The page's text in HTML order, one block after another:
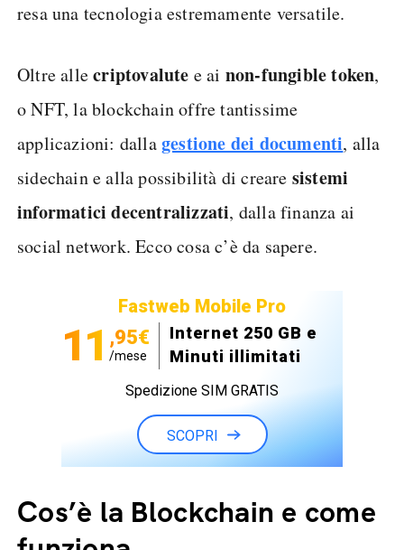
resa una tecnologia estremamente versatile.
Oltre allecriptovalute e ai non-fungible token,
o NFT, la blockchain offre tantissime
applicazioni: dallagestione dei documenti, alla
sidechain e alla possibilità di creare sistemi
informatici decentralizzati, dalla finanza ai
social network. Ecco cosa c’è da sapere.
Fastweb Mobile Pro
11 ,95€
/mese
Internet 250 GB e
Minuti illimitati
Spedizione SIM GRATIS
SCOPRI
Cos’è la Blockchain e come